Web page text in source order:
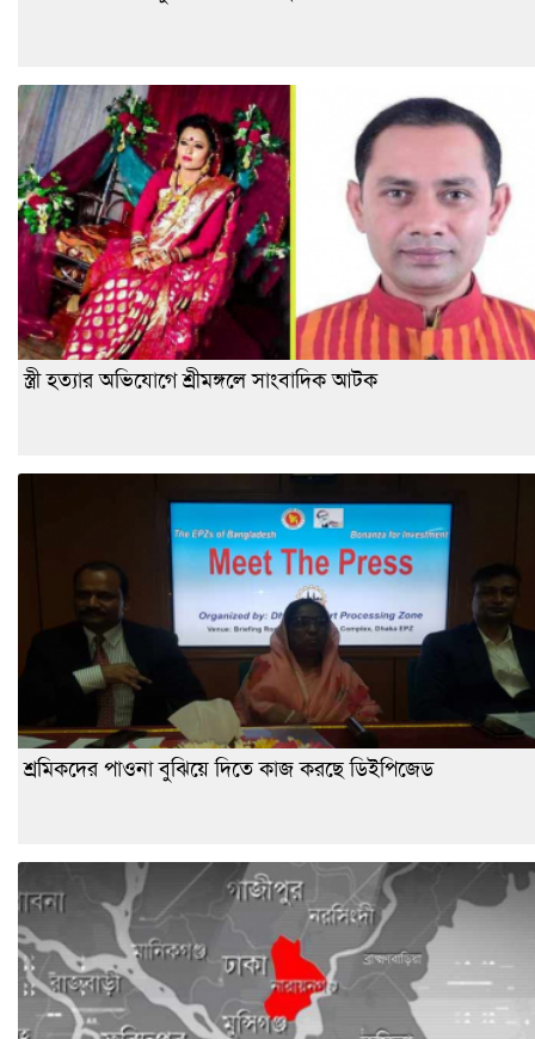
স্ত্রী হত্যার অভিযোগে শ্রীমঙ্গলে সাংবাদিক আটক
শ্রমিকদের পাওনা বুঝিয়ে দিতে কাজ করছে ডিইপিজেড